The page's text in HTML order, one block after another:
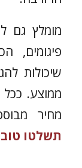
מומלץ גם
פיגומים,
ממוצע.
מחיר
תשלטו